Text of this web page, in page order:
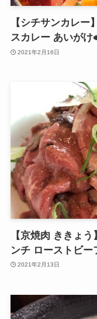
【シチサンカレ
スカレー あいがけ
2021年2月16日
【京焼肉 ききょ
ンチ ローストビー
2021年2月13日